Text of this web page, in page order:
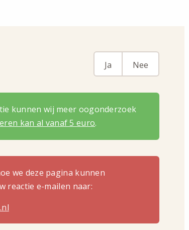
Ja Nee
kunnen wij meer oogonderzoek
kan al vanaf 5 euro.
we deze pagina kunnen
reactie e-mailen naar: